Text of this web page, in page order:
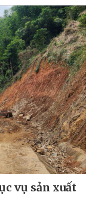
vụ sản xuất